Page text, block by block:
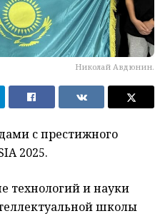
Николай Авдюнин.
с престижного
2025.
технологий и науки
школы